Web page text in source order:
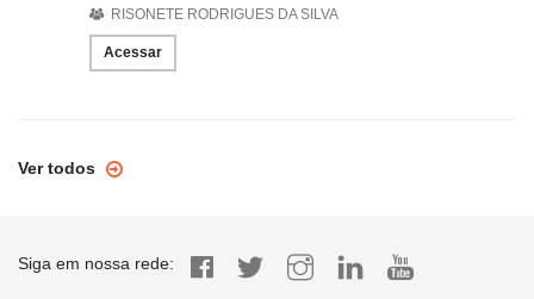
RISONETE RODRIGUES DA SILVA
Acessar
Ver todos
Siga em nossa rede: